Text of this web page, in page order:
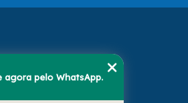
agora pelo WhatsApp.